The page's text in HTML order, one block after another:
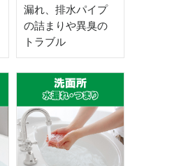
漏れ、排水パイプ
の詰まりや異臭の
トラブル